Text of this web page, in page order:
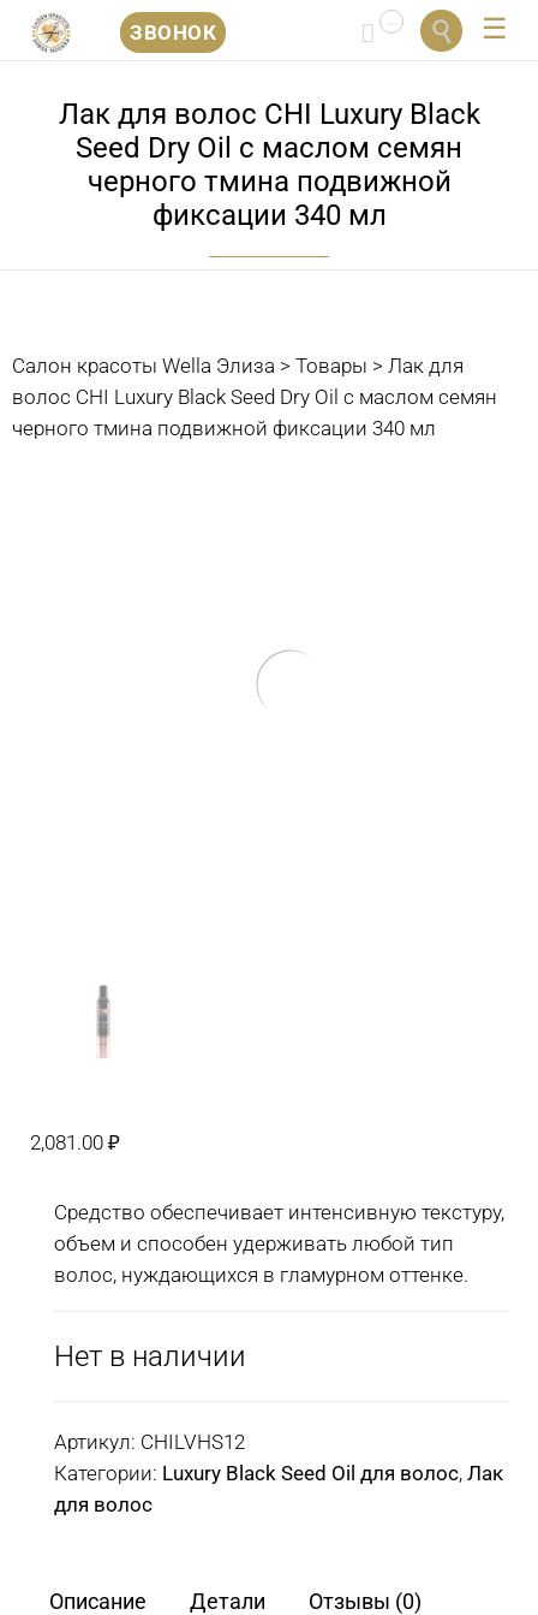
ЗВОНОК  
содержанию
Лак для волос CHI Luxury Black
Seed Dry Oil с маслом семян
черного тмина подвижной
фиксации 340 мл
Салон красоты Wella Элиза > Товары > Лак для
волос CHI Luxury Black Seed Dry Oil с маслом семян
черного тмина подвижной фиксации 340 мл
2,081.00 ₽
Средство обеспечивает интенсивную текстуру,
объем и способен удерживать любой тип
волос, нуждающихся в гламурном оттенке.
Нет в наличии
Артикул: CHILVHS12
Категории: Luxury Black Seed Oil для волос, Лак
для волос
Описание Детали Отзывы (0)